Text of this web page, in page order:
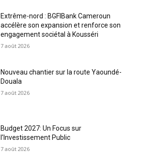
Extrême-nord : BGFIBank Cameroun
accélère son expansion et renforce son
engagement sociétal à Kousséri
7 août 2026
Nouveau chantier sur la route Yaoundé-
Douala
7 août 2026
Budget 2027: Un Focus sur
l’Investissement Public
7 août 2026